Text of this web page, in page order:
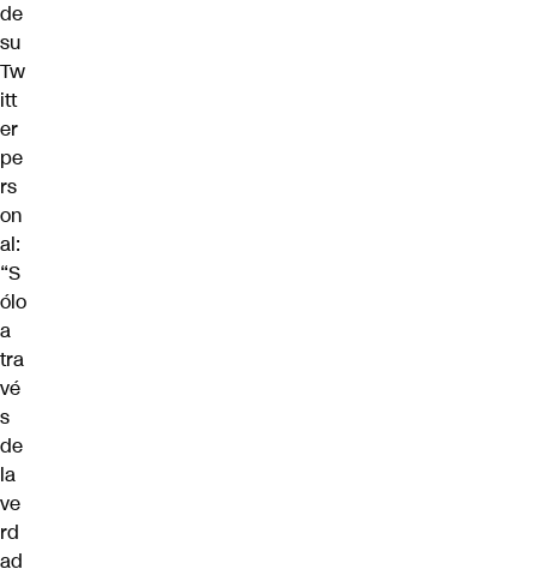
de
su
Tw
itt
er
pe
rs
on
al:
“S
ólo
a
tra
vé
s
de
la
ve
rd
ad